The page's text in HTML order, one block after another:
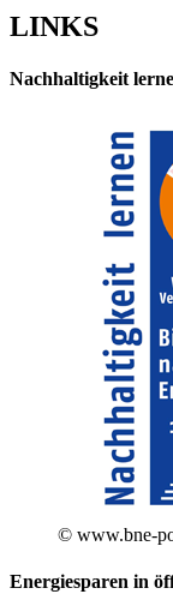
LINKS
Nachhaltigkeit
© www.bne-
Energiesparen in